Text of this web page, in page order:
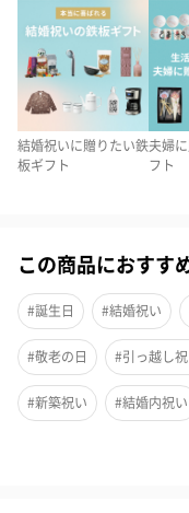
箸のみ食洗機対応。
2種類からお選びい
への希望』として知られ
貝
結婚祝いに贈りたい鉄
板ギフト
夫婦
フト
この商品におすす
#誕生日 #結婚祝い
#敬老の日 #引っ越し
#新築祝い #結婚内祝い